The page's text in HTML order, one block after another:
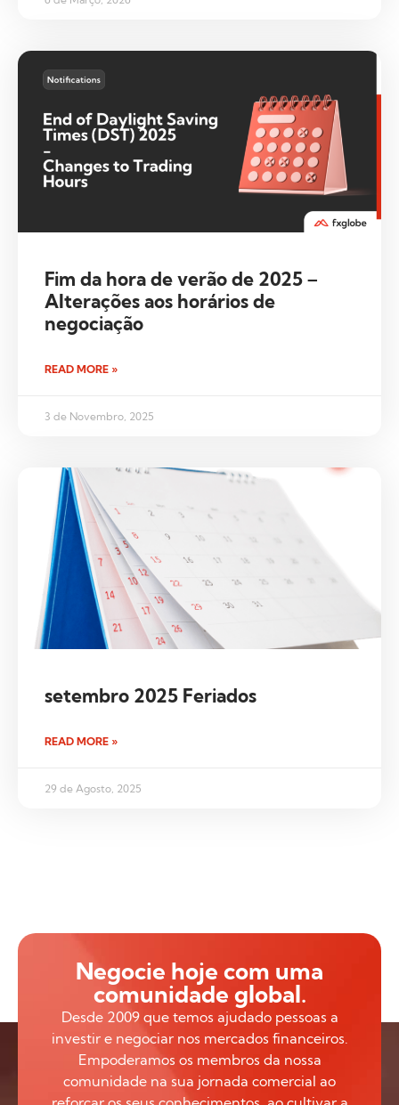
Fim da hora de verão de 2025 –
Alterações aos horários de
negociação
READ MORE »
3 de Novembro, 2025
setembro 2025 Feriados
READ MORE »
29 de Agosto, 2025
Negocie hoje com uma
comunidade global.
Desde 2009 que temos ajudado pessoas a
investir e negociar nos mercados financeiros.
Empoderamos os membros da nossa
comunidade na sua jornada comercial ao